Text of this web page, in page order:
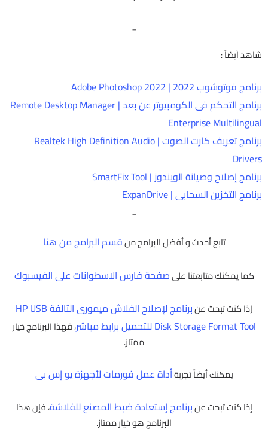
_
شاهد أيضاً :
برنامج فوتوشوب 2022 | Adobe Photoshop 2022
برنامج التحكم فى الكومبيوتر عن بعد | Remote Desktop Manager
Enterprise Multilingual
برنامج تعريف كارت الصوت | Realtek High Definition Audio
Drivers
برنامج إصلاح وصيانة الويندوز | SmartFix Tool
برنامج التخزين السحابى | ExpanDrive
_
تابع أحدث و أفضل البرامج منقسم البرامج من هنا
كما يمكنك متابعتنا علىصفحة فارس الاسطوانات على الفيسبوك
إذا كنت تبحث عن
برنامج لإصلاح الفلاش ميمورى التالفة HP USB
Disk Storage Format Tool للتحميل برابط مباشر
، فهذا البرنامج خيار
ممتاز.
يمكنك أيضاً تجربةأداة عمل فورمات لأجهزة يو إس بى
إذا كنت تبحث عنبرنامج إستعادة ضبط المصنع للفلاشة، فإن هذا
البرنامج هو خيار ممتاز.